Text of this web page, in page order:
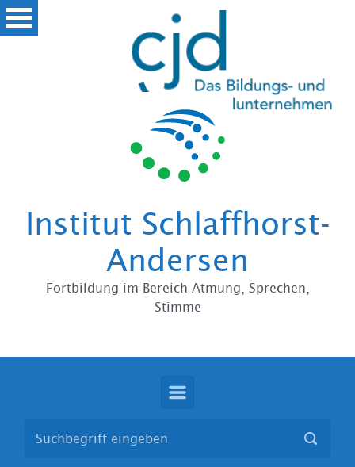
Institut Schlaffhorst-
Andersen
Fortbildung im Bereich Atmung, Sprechen,
Stimme